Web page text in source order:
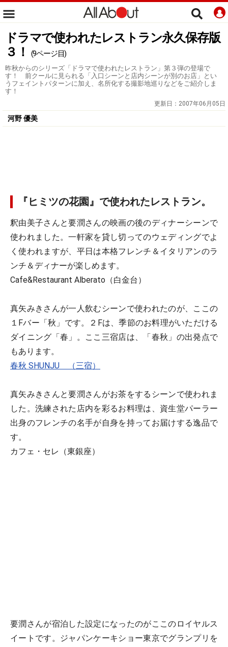
ドラマで使われたレストラン永久保存版
３！
(9ページ目)
昨秋からのシリーズ「ドラマで使われたレストラン」第３弾の登場で
す！ 前クールに見られる「入口シーンと店内シーンが別のお店」とい
うフェイントパターンに加え、名所化する撮影地巡りなどをご紹介しま
す！
更新日： 2007年06月05日
河野 優美
『ヒミツの花園』で使われたレストラン。
釈由美子さんと要潤さんの映画の後のディナーシーンで
使われました。一軒家を貸し切ってのウェディングでよ
く使われますが、平日は本格フレンチ＆イタリアンのラ
ンチ＆ディナーが楽しめます。
Cafe&Restaurant Alberato（白金台）
真矢みきさんが一人飲むシーンで使われたのが、ここの
１Fバー「秋」です。２Fは、季節のお料理がいただける
ダイニング「春」。ここ三宿店は、「春秋」の出発点で
もあります。
春秋 SHUNJU （三宿）
真矢みきさんと要潤さんがお茶をするシーンで使われま
した。洗練された店内を彩るお料理は、資生堂パーラー
出身のフレンチの名手が自身を持ってお届けする逸品で
す。
カフェ・セレ（東銀座）
要潤さんが宿泊した設定になったのがここのロイヤルス
イートです。ジャパンケーキショー東京でグランプリを